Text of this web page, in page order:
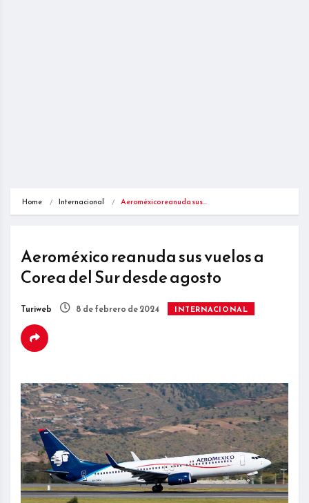
Home Internacional Aeroméxico reanuda sus…
Aeroméxico reanuda sus vuelos a
Corea del Sur desde agosto
Turiweb 8 de febrero de 2024 INTERNACIONAL